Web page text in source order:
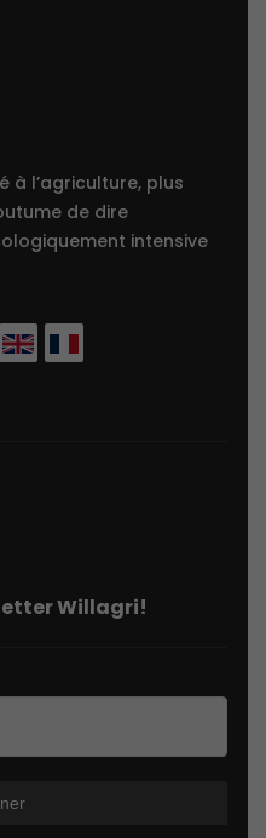
à l’agriculture, plus
de dire
intensive
Willagri!